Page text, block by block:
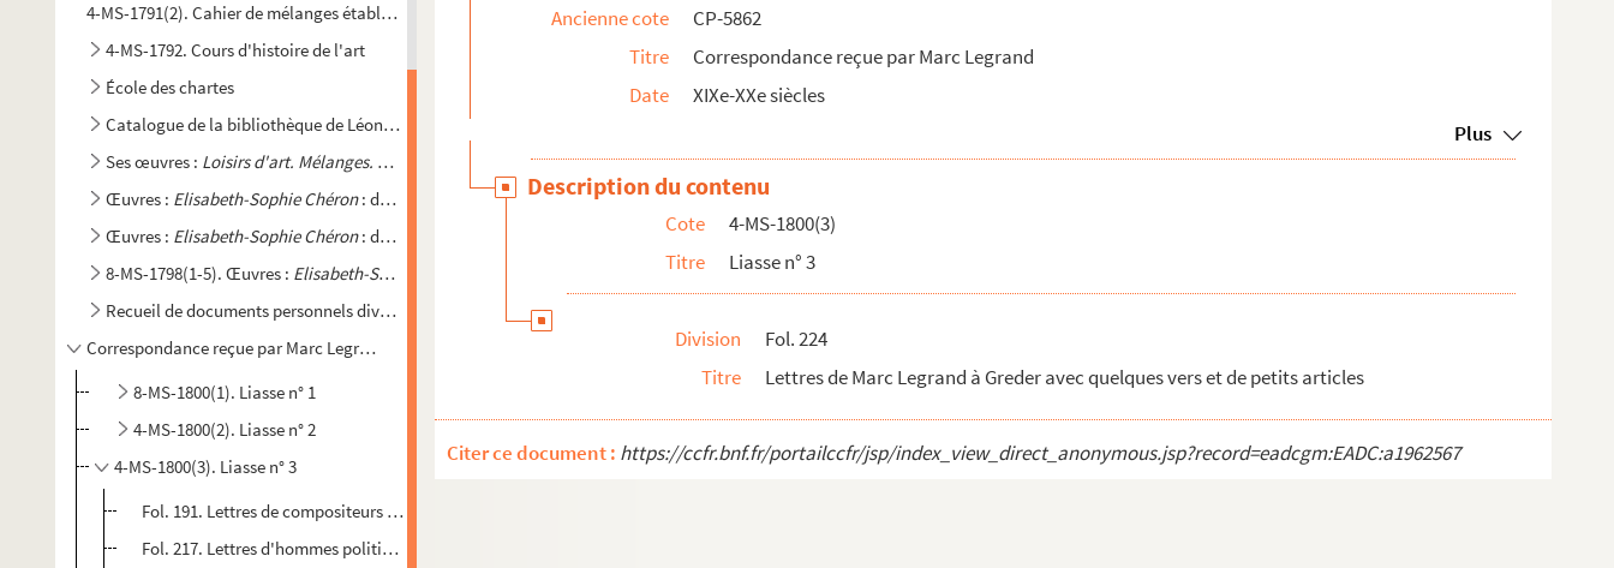
4-MS-1791(2). Cahier de mélanges établi par Désiré Augustin Périer
4-MS-1792. Cours d'histoire de l'art
École des chartes
Catalogue de la bibliothèque de Léon Greder
Ses œuvres : Loisirs d'art. Mélanges. La peinture étrangère à l'exposition de 1900
Œuvres : Elisabeth-Sophie Chéron: documentation
Œuvres : Elisabeth-Sophie Chéron: documentation. Son œuvre
8-MS-1798(1-5). Œuvres : Elisabeth-Sophie Chéron
Recueil de documents personnels divers
Correspondance reçue par Marc Legrand
8-MS-1800(1). Liasse n° 1
4-MS-1800(2). Liasse n° 2
4-MS-1800(3). Liasse n° 3
Fol. 191. Lettres de compositeurs : E. Bonnamy, Th. Dubois, H. Eymieu, A. Hérold, de Lacerda, La Tombelle, Le ...
Fol. 217. Lettres d'hommes politiques : Camprenon (?), Daru, N. Gilly, Humbert, Rouvier et Vaugeois
Ancienne cote
CP-5862
Titre
Correspondance reçue par Marc Legrand
Date
XIXe-XXe siècles
Plus
Description du contenu
Cote
4-MS-1800(3)
Titre
Liasse n° 3
Division
Fol. 224
Titre
Lettres de Marc Legrand à Greder avec quelques vers et de petits articles
Citer ce document : https://ccfr.bnf.fr/portailccfr/jsp/index_view_direct_anonymous.jsp?record=eadcgm:EADC:a1962567